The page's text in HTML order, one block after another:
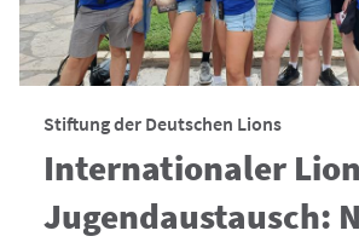
Stiftung der Deutschen Lions
Internationaler
Jugendaustausch: